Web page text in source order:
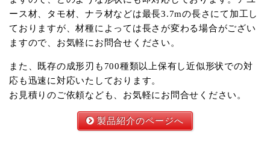
ース材、タモ材、ナラ材などは最長3.7mの長さにて加工し
ておりますが、材種によっては長さが変わる場合がござい
ますので、お気軽にお問合せください。
また、既存の成形刃も700種類以上保有し近似形状での対
応も迅速に対応いたしております。
お見積りのご依頼なども、お気軽にお問合せください。
製品紹介のページへ